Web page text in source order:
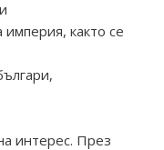
както се
интерес. През